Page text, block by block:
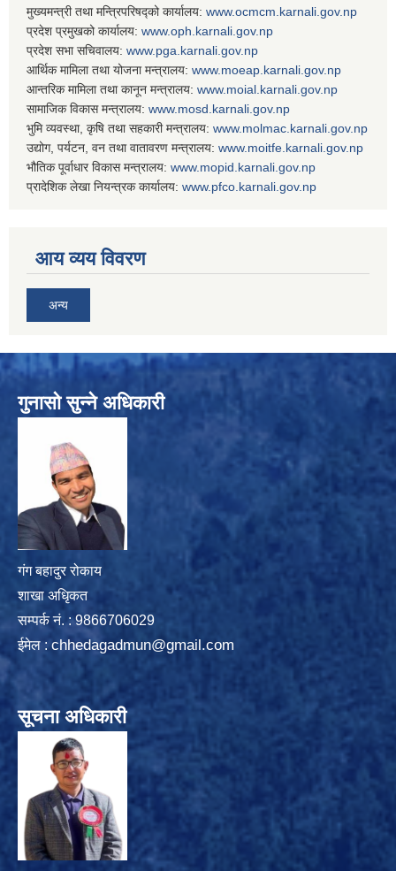
मुख्यमन्त्री तथा मन्त्रिपरिषद्को कार्यालय: www.ocmcm.karnali.gov.np
प्रदेश प्रमुखको कार्यालय: www.oph.karnali.gov.np
प्रदेश सभा सचिवालय: www. pga.karnali.gov.np
आर्थिक मामिला तथा योजना मन्त्रालय: www. moeap.karnali.gov.np
आन्तरिक मामिला तथा कानून मन्त्रालय: www. moial.karnali.gov.np
सामाजिक विकास मन्त्रालय: www. mosd.karnali.gov.np
भुमि व्यवस्था, कृषि तथा सहकारी मन्त्रालय: www. molmac.karnali.gov.np
उद्योग, पर्यटन, वन तथा वातावरण मन्त्रालय: www. moitfe.karnali.gov.np
भौतिक पूर्वाधार विकास मन्त्रालय: www. mopid.karnali.gov.np
प्रादेशिक लेखा नियन्त्रक कार्यालय: www. pfco.karnali.gov.np
आय व्यय विवरण
अन्य
गुनासो सुन्ने अधिकारी
गंग बहादुर रोकाय
शाखा अधिृकत
सम्पर्क न‌ं. : 9866706029
ईमेल : chhedagadmun@gmail.com
सूचना अधिकारी